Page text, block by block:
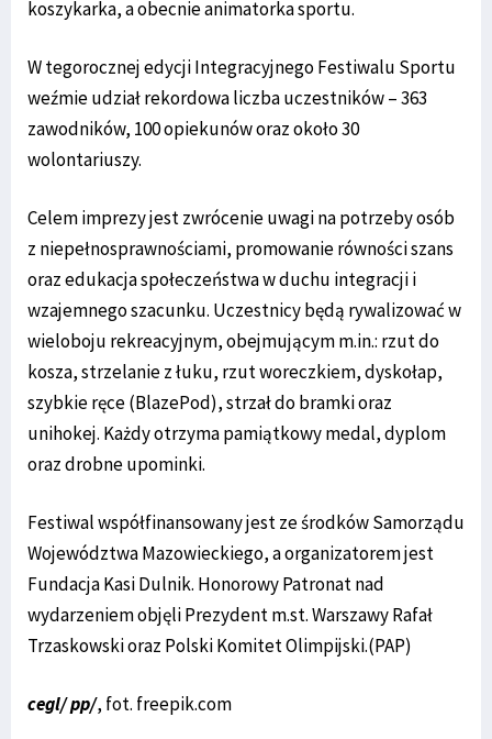
koszykarka, a obecnie animatorka sportu.
W tegorocznej edycji Integracyjnego Festiwalu Sportu
weźmie udział rekordowa liczba uczestników – 363
zawodników, 100 opiekunów oraz około 30
wolontariuszy.
Celem imprezy jest zwrócenie uwagi na potrzeby osób
z niepełnosprawnościami, promowanie równości szans
oraz edukacja społeczeństwa w duchu integracji i
wzajemnego szacunku. Uczestnicy będą rywalizować w
wieloboju rekreacyjnym, obejmującym m.in.: rzut do
kosza, strzelanie z łuku, rzut woreczkiem, dyskołap,
szybkie ręce (BlazePod), strzał do bramki oraz
unihokej. Każdy otrzyma pamiątkowy medal, dyplom
oraz drobne upominki.
Festiwal współfinansowany jest ze środków Samorządu
Województwa Mazowieckiego, a organizatorem jest
Fundacja Kasi Dulnik. Honorowy Patronat nad
wydarzeniem objęli Prezydent m.st. Warszawy Rafał
Trzaskowski oraz Polski Komitet Olimpijski.(PAP)
cegl/ pp/, fot. freepik.com